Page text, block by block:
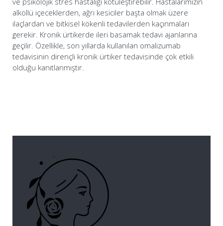
alkollü içeceklerden, ağrı kesiciler başta olmak üzere
ilaçlardan ve bitkisel kökenli tedavilerden kaçınmaları
gerekir. Kronik ürtikerde ileri basamak tedavi ajanlarına
geçilir. Özellikle, son yıllarda kullanılan omalizumab
tedavisinin dirençli kronik ürtiker tedavisinde çok etkili
olduğu kanıtlanmıştır.